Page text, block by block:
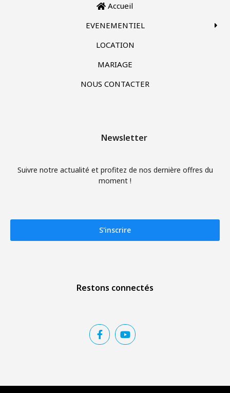
Accueil
EVENEMENTIEL
LOCATION
MARIAGE
NOUS CONTACTER
Newsletter
Suivre notre actualité et profitez de nos dernière offres du
moment !
S'inscrire
Restons connectés